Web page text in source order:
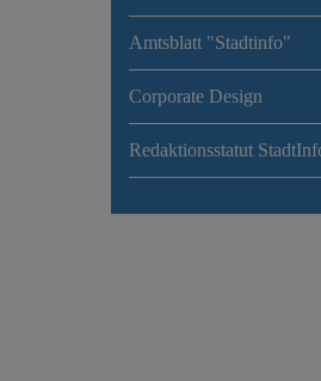
Amtsblatt "Stadtinfo"
Corporate Design
Redaktionsstatut